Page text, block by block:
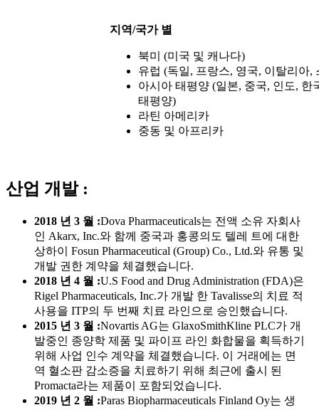
지역/국가 별
북미 (미국 및 캐나다)
유럽 ​​(독일, 프랑스, ​​영국, 이탈리아,
아시아 태평양 (일본, 중국, 인도, 한
태평양)
라틴 아메리카
중동 및 아프리카
산업 개발 :
2018 년 3 월 :Dova Pharmaceuticals는 전액 소유 자회사
인 Akarx, Inc.와 함께 중국과 홍콩의도 텔레 트에 대한
상하이 Fosun Pharmaceutical (Group) Co., Ltd.와 유통 및
개발 권한 계약을 체결했습니다.
2018 년 4 월 :U.S Food and Drug Administration (FDA)은
Rigel Pharmaceuticals, Inc.가 개발 한 Tavalisse의 치료 적
사용을 ITP의 두 번째 치료 라인으로 승인했습니다.
2015 년 3 월 :Novartis AG는 GlaxoSmithKline PLC가 개
발중인 종양학 제품 및 파이프 라인 화합물을 획득하기
위해 사업 인수 계약을 체결했습니다. 이 거래에는 면
역 혈소판 감소증을 치료하기 위해 최근에 출시 된
Promacta라는 제품이 포함되었습니다.
2019 년 2 월 :Paras Biopharmaceuticals Finland Oy는 생